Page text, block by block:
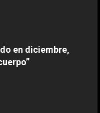
quería escuchar a
en diciembre,